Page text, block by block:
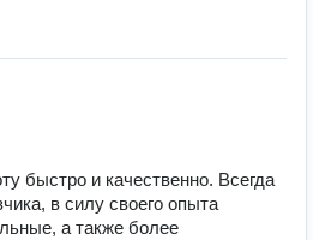
быстро и качественно. Всегда
в силу своего опыта
а также более